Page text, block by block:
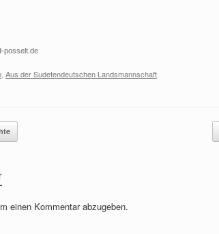
posselt.de
Aus der Sudetendeutschen Landsmannschaft
einen Kommentar abzugeben.